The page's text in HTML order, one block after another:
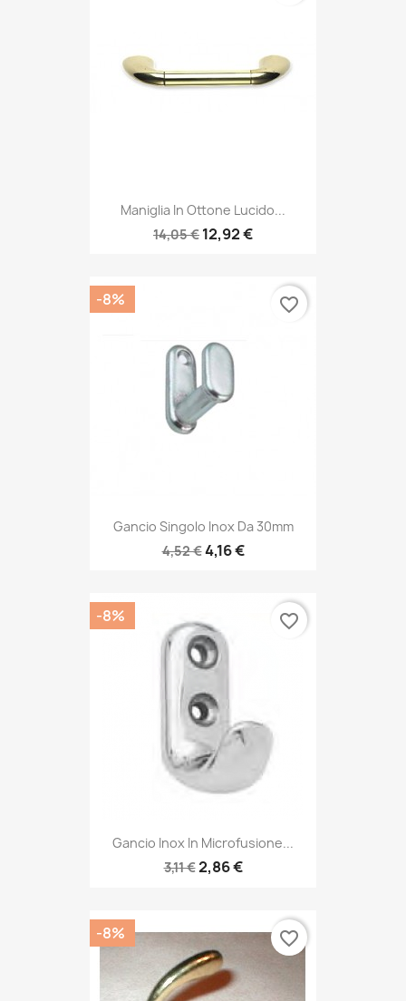
Maniglia In Ottone Lucido...
14,05 € 12,92 €
Gancio Singolo Inox Da 30mm
4,52 €4,16 €
-8% favorite_border
Gancio Inox In Microfusione...
3,11 €2,86 €
-8% favorite_border
-8% favorite_border